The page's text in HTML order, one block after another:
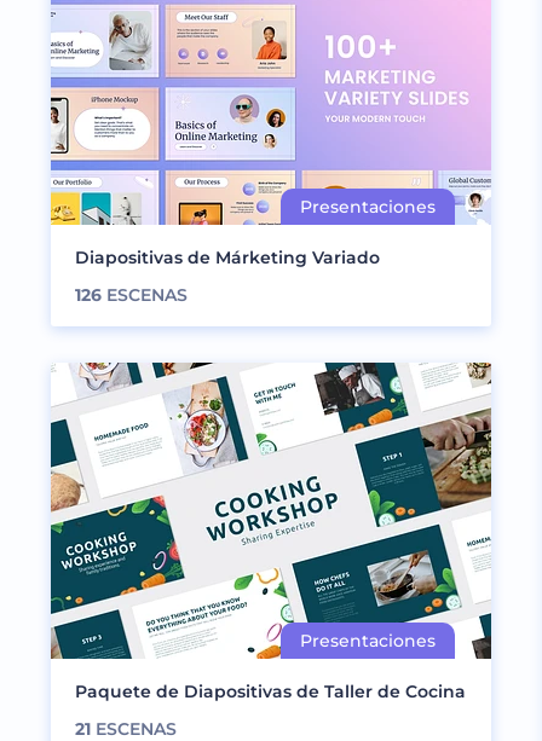
Diapositivas de Márketing Variado
126 ESCENAS
Paquete de Diapositivas de Taller de Cocina
21 ESCENAS